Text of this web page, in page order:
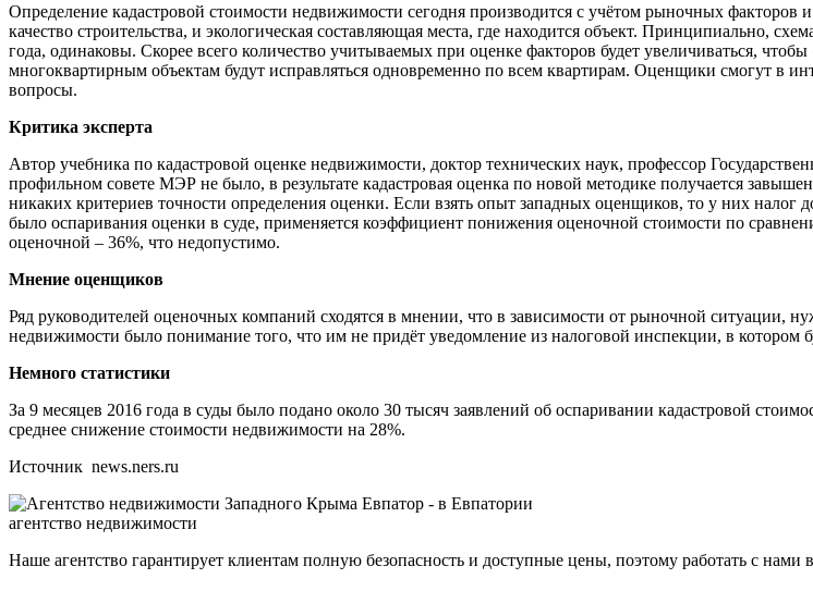
Определение кадастровой стоимости недвижимости сегодня производится с учётом рыночных
качество строительства, и экологическая составляющая места, где находится объект. Принципиально,
года, одинаковы. Скорее всего количество учитываемых при оценке факторов будет увеличиваться,
многоквартирным объектам будут исправляться одновременно по всем квартирам. Оценщики смогут в
вопросы.
Критика эксперта
Автор учебника по кадастровой оценке недвижимости, доктор технических наук, профессор
профильном совете МЭР не было, в результате кадастровая оценка по новой методике получается
никаких критериев точности определения оценки. Если взять опыт западных оценщиков, то у них
было оспаривания оценки в суде, применяется коэффициент понижения оценочной стоимости по
оценочной – 36%, что недопустимо.
Мнение оценщиков
Ряд руководителей оценочных компаний сходятся в мнении, что в зависимости от рыночной ситуации,
недвижимости было понимание того, что им не придёт уведомление из налоговой инспекции, в котором
Немного статистики
За 9 месяцев 2016 года в суды было подано около 30 тысяч заявлений об оспаривании кадастровой
среднее снижение стоимости недвижимости на 28%.
Источник news.ners.ru
агентство недвижимости
Наше агентство гарантирует клиентам полную безопасность и доступные цены, поэтому работать с